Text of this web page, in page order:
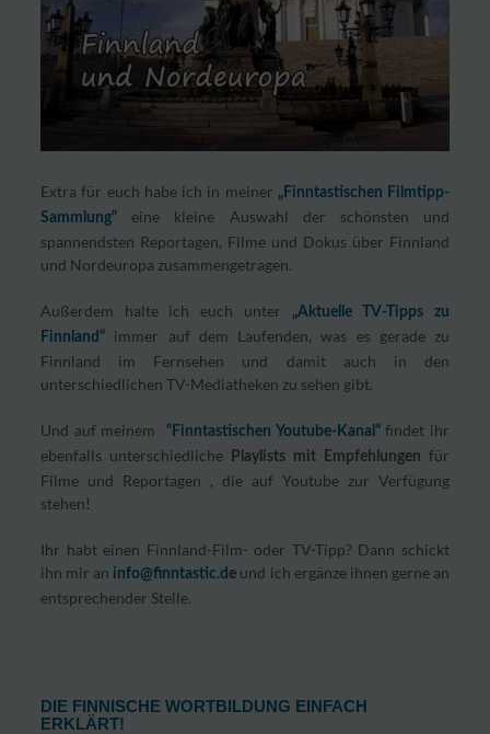
Extra für euch habe ich in meiner „Finntastischen Filmtipp-
Sammlung“
eine kleine Auswahl der schönsten und
spannendsten Reportagen, Filme und Dokus über Finnland
und Nordeuropa zusammengetragen.
Außerdem halte ich euch unter
„Aktuelle TV-Tipps zu
Finnland“
immer auf dem Laufenden, was es gerade zu
Finnland im Fernsehen und damit auch in den
unterschiedlichen TV-Mediatheken zu sehen gibt.
Und auf meinem “Finntastischen Youtube-Kanal“findet ihr
ebenfalls unterschiedliche Playlists mit Empfehlungen für
Filme und Reportagen , die auf Youtube zur Verfügung
stehen!
Ihr habt einen Finnland-Film- oder TV-Tipp? Dann schickt
ihn mir an info@finntastic.de und ich ergänze ihnen gerne an
entsprechender Stelle.
DIE FINNISCHE WORTBILDUNG EINFACH
ERKLÄRT!